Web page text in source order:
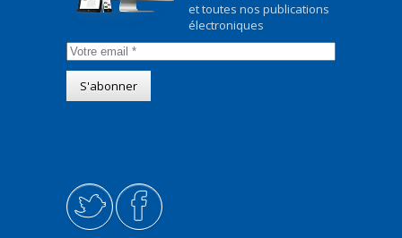
et toutes nos publications
électroniques